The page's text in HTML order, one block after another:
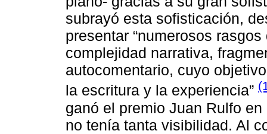
subrayó esta sofisticación,
presentar “numerosos
complejidad narrativa,
autocomentario, cuyo
la escritura y la experiencia”
ganó el premio Juan Rulfo
no tenía tanta visibilidad. Al